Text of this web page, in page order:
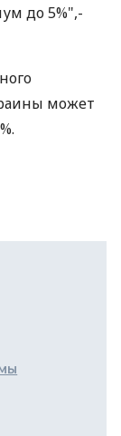
до 5%",-
может